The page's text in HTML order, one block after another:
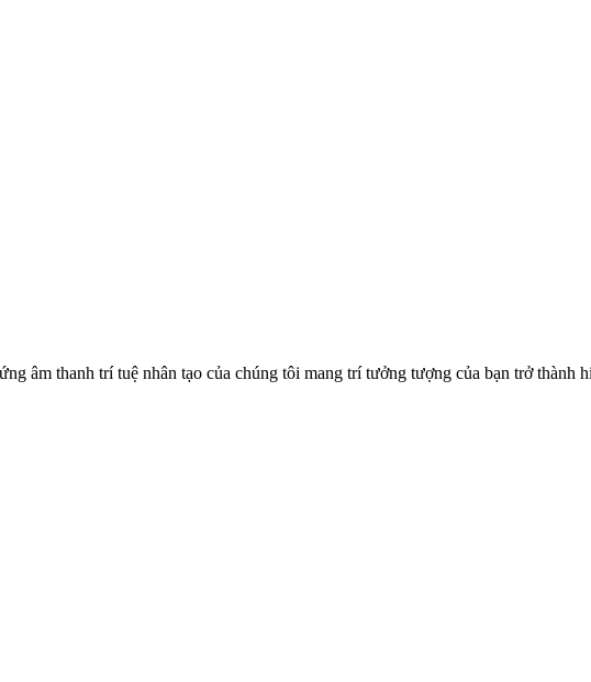
âm thanh trí tuệ nhân tạo của chúng tôi mang trí tưởng tượng của bạn trở thành